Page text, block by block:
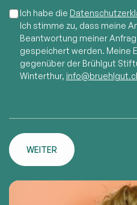
Ich habe die
Ich stimme zu, dass meine
Beantwortung meiner
gespeichert werden. Meine
gegenüber der Brühlgut
Winterthur,
WEITER